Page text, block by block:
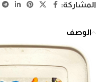
المشاركة:
الوصف